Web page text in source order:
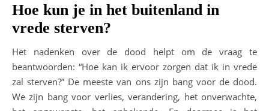
Hoe kun je in het buitenland in
vrede sterven?
Het nadenken over de dood helpt om de vraag te
beantwoorden: “Hoe kan ik ervoor zorgen dat ik in vrede
zal sterven?” De meeste van ons zijn bang voor de dood.
We zijn bang voor verlies, verandering, het onverwachte,